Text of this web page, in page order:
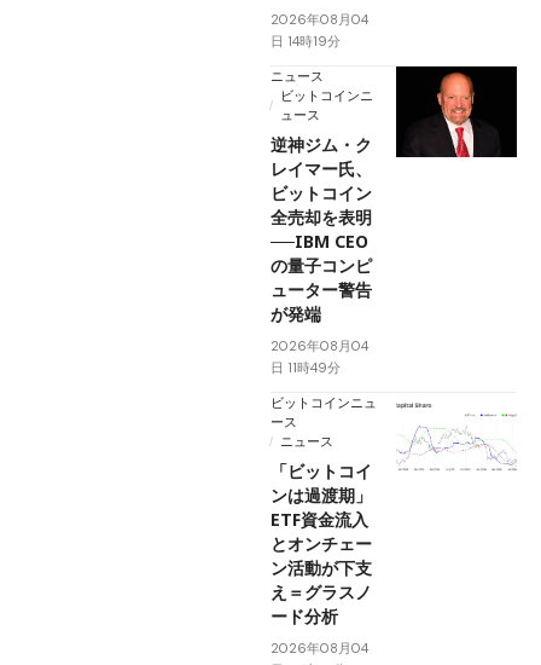
2026年08月04
日 14時19分
ニュース
ビットコインニ
ュース
逆神ジム・ク
レイマー氏、
ビットコイン
全売却を表明
──IBM CEO
の量子コンピ
ューター警告
が発端
2026年08月04
日 11時49分
ビットコインニュ
ース
ニュース
「ビットコイ
ンは過渡期」
ETF資金流入
とオンチェー
ン活動が下支
え＝グラスノ
ード分析
2026年08月04